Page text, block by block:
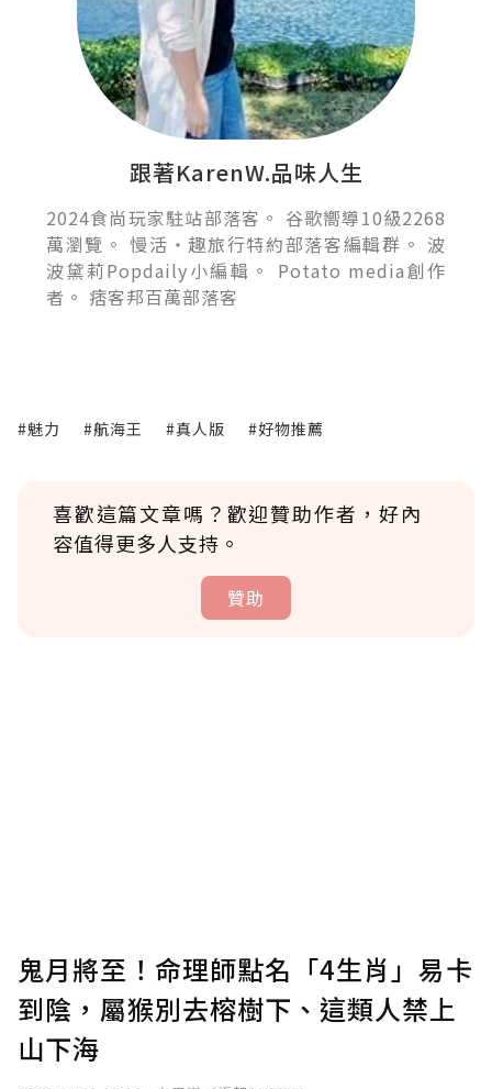
跟著KarenW.品味人生
2024食尚玩家駐站部落客。 谷歌嚮導10級2268
萬瀏覽。 慢活‧趣旅行特約部落客編輯群。 波
波黛莉Popdaily小編輯。 Potato media創作
者。 痞客邦百萬部落客
#魅力 #航海王 #真人版 #好物推薦
喜歡這篇文章嗎？歡迎贊助作者，好內
容值得更多人支持。
贊助
確認送出
鬼月將至！命理師點名「4生肖」易卡
到陰，屬猴別去榕樹下、這類人禁上
山下海